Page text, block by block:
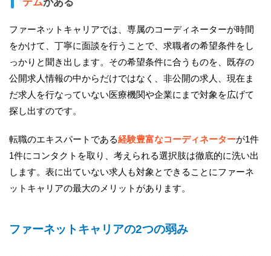
ファーネットキャリアでは、専属のコーディネーターが時間
をかけて、丁寧に面談を行うことで、求職者の希望条件をし
っかりと聞き出します。その希望条件に合うものを、既存の
公開求人情報の中からだけではなく、非公開の求人、現在ま
だ求人を行なっていない医療機関や企業にまで対象を広げて
探し出すのです。
転職のエキスパートである経験豊富なコーディネーターが1件
1件にコンタクトを取り、考えられる選択肢は徹底的に洗い出
します。表に出ていない求人も対象とできることにファーネ
ットキャリアの最大のメリットがあります。
ファーネットキャリアの2つの弱み